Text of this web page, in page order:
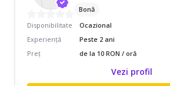
Bonă
Disponibilitate
Ocazional
Experiență
Peste 2 ani
Preț
de la 10 RON / oră
Vezi profil